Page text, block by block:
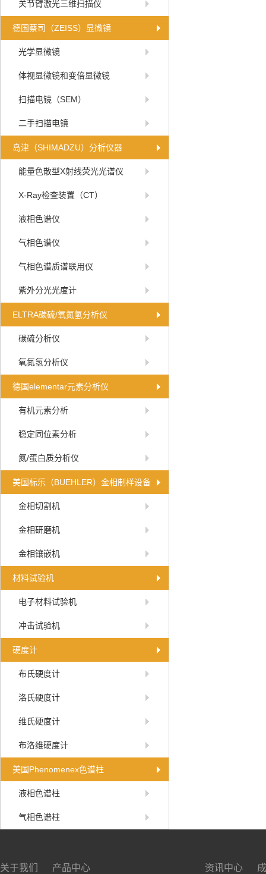
关节臂激光三维扫描仪
德国蔡司（ZEISS）显微镜
光学显微镜
体视显微镜和变倍显微镜
扫描电镜（SEM）
二手扫描电镜
岛津（SHIMADZU）分析仪器
能量色散型X射线荧光光谱仪
X-Ray检查装置（CT）
液相色谱仪
气相色谱仪
气相色谱质谱联用仪
紫外分光光度计
ELTRA碳硫/氧氮氢分析仪
碳硫分析仪
氧氮氢分析仪
德国elementar元素分析仪
有机元素分析
稳定同位素分析
氮/蛋白质分析仪
美国标乐（BUEHLER）金相制样设备
金相切割机
金相研磨机
金相镶嵌机
材料试验机
电子材料试验机
冲击试验机
硬度计
布氏硬度计
洛氏硬度计
维氏硬度计
布洛维硬度计
美国Phenomenex色谱柱
液相色谱柱
气相色谱柱
关于我们 产品中心 资讯中心